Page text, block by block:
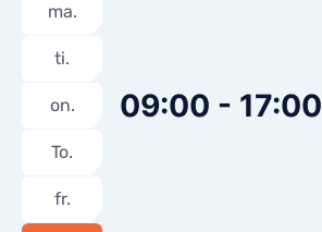
ma.
ti.
on.
To.
fr.
09:00 - 17:00